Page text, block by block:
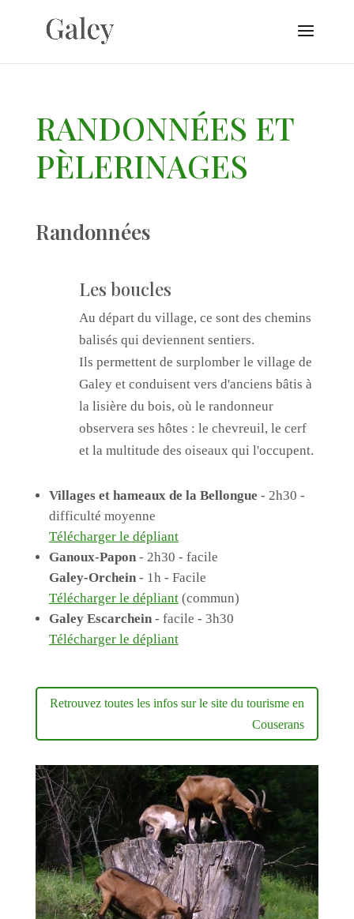
RANDONNÉES ET
PÈLERINAGES
Randonnées
Les boucles
Au départ du village, ce sont des chemins
balisés qui deviennent sentiers.
Ils permettent de surplomber le village de
Galey et conduisent vers d'anciens bâtis à
la lisière du bois, où le randonneur
observera ses hôtes : le chevreuil, le cerf
et la multitude des oiseaux qui l'occupent.
Villages et hameaux de la Bellongue - 2h30 -
difficulté moyenne
Télécharger le dépliant
Ganoux-Papon- 2h30 - facile
Galey-Orchein- 1h - Facile
Télécharger le dépliant(commun)
Galey Escarchein- facile - 3h30
Télécharger le dépliant
Retrouvez toutes les infos sur le site du tourisme en
Couserans